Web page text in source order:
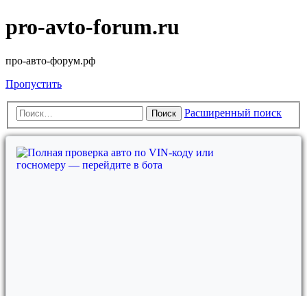
pro-avto-forum.ru
про-авто-форум.рф
Пропустить
Поиск Расширенный поиск